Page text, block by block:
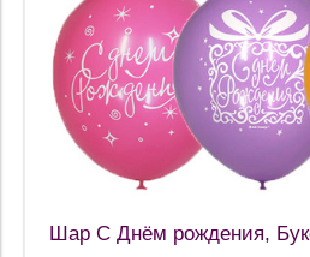
Шар С Днём рождения,